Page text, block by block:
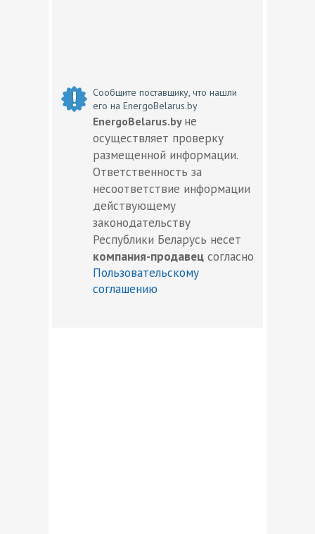
Сообщите поставщику, что нашли
его на EnergoBelarus.by
EnergoBelarus.by не
осуществляет проверку
размещенной информации.
Ответственность за
несоответствие информации
действующему
законодательству
Республики Беларусь несет
компания-продавец согласно
Пользовательскому
соглашению